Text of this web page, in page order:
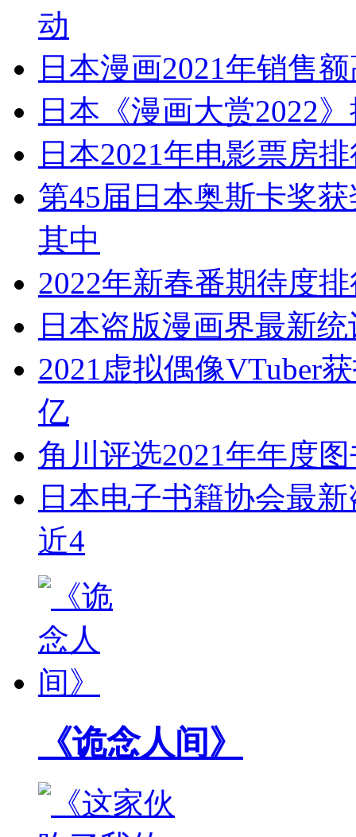
动
日本漫画2021年销售
日本《漫画大赏2022
日本2021年电影票房
第45届日本奥斯卡奖
其中
2022年新春番期待度
日本盗版漫画界最新
2021虚拟偶像VTuber
亿
角川评选2021年年度
日本电子书籍协会最
近4
《诡念人间》